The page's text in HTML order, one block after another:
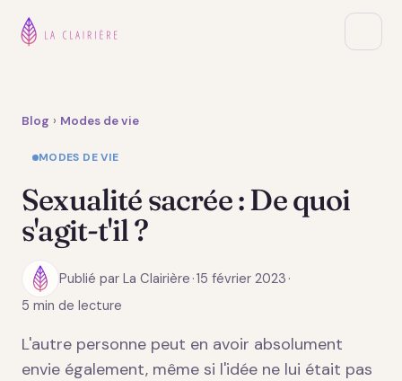
Blog › Modes de vie
MODES DE VIE
Sexualité sacrée : De quoi
s'agit-t'il ?
Publié par La Clairière ·15 février 2023 ·
5 min de lecture
L'autre personne peut en avoir absolument
envie également, même si l'idée ne lui était pas